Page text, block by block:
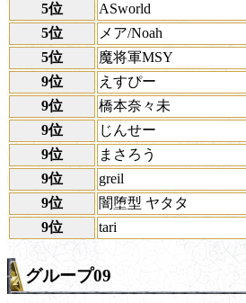
5位
ASworld
5位
メア/Noah
5位
魔将軍MSY
9位
えすぴー
9位
橋本奈々未
9位
じんせー
9位
まさろう
9位
greil
9位
闇堕型 ヤタタ
9位
tari
グループ09